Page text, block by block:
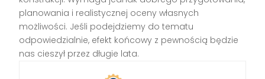
planowania i realistycznej oceny własnych
możliwości. Jeśli podejdziemy do tematu
odpowiedzialnie, efekt końcowy z pewnością będzie
nas cieszył przez długie lata.